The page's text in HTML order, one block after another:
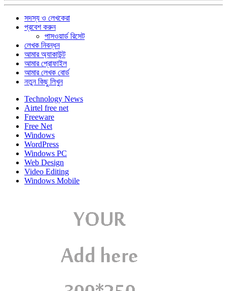
সদস্য ও লেখকেরা
প্রবেশ করুন
পাসওয়ার্ড রিসেট
লেখক নিবন্ধন
আমার অ্যাকাউন্ট
আমার প্রোফাইল
আমার লেখক বোর্ড
নতুন কিছু লিখুন
Technology News
Airtel free net
Freeware
Free Net
Windows
WordPress
Windows PC
Web Design
Video Editing
Windows Mobile